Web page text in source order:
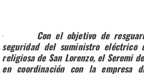
· Con el objetivo de
seguridad del suministro eléctrico
religiosa de San Lorenzo, el Seremi
en coordinación con la empresa